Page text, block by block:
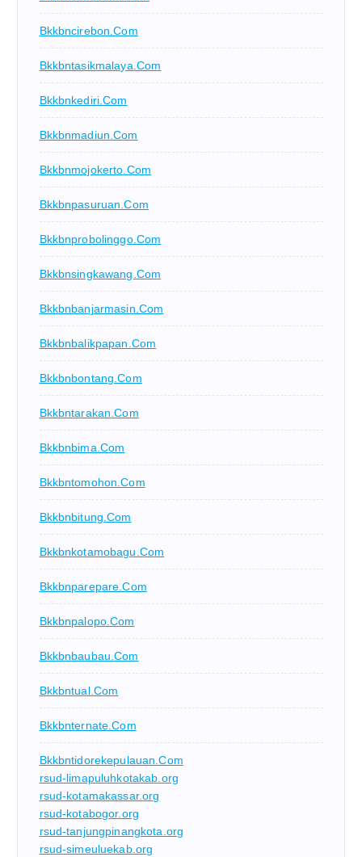
Bkkbncirebon.com
Bkkbntasikmalaya.com
Bkkbnkediri.com
Bkkbnmadiun.com
Bkkbnmojokerto.com
Bkkbnpasuruan.com
Bkkbnprobolinggo.com
Bkkbnsingkawang.com
Bkkbnbanjarmasin.com
Bkkbnbalikpapan.com
Bkkbnbontang.com
Bkkbntarakan.com
Bkkbnbima.com
Bkkbntomohon.com
Bkkbnbitung.com
Bkkbnkotamobagu.com
Bkkbnparepare.com
Bkkbnpalopo.com
Bkkbnbaubau.com
Bkkbntual.com
Bkkbnternate.com
Bkkbntidorekepulauan.com
rsud-limapuluhkotakab.org
rsud-kotamakassar.org
rsud-kotabogor.org
rsud-tanjungpinangkota.org
rsud-simeuluekab.org